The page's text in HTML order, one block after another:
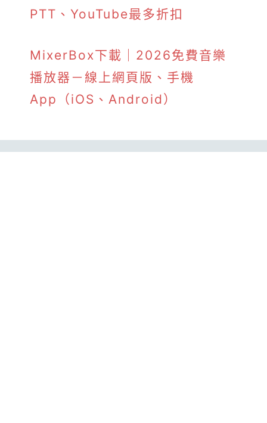
PTT、YouTube最多折扣
MixerBox下載｜2026免費音樂
播放器－線上網頁版、手機
App（iOS、Android）